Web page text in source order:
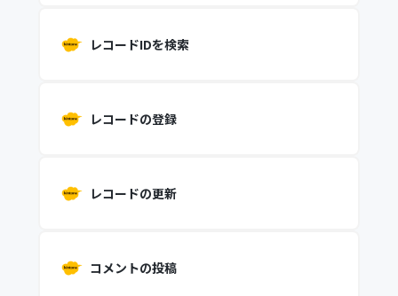
レコードIDを検索
レコードの登録
レコードの更新
コメントの投稿